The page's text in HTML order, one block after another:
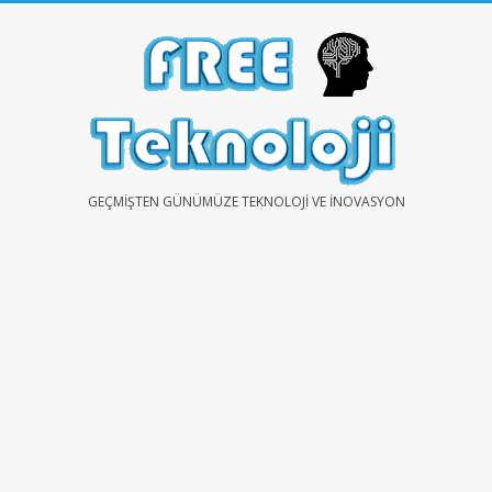
FREEGEÇMIŞTEN GÜNÜMÜZE TEKNOLOJI VE İNOVASYON